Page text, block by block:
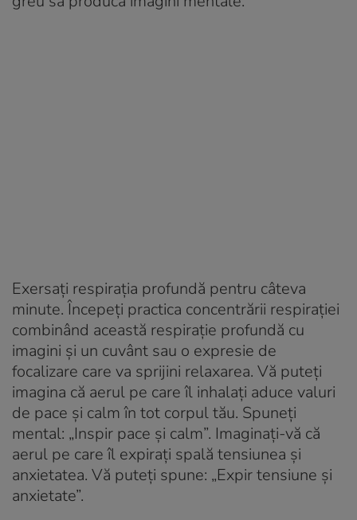
Exersați respirația profundă pentru câteva
minute. Începeți practica concentrării respirației
combinând această respirație profundă cu
imagini și un cuvânt sau o expresie de
focalizare care va sprijini relaxarea. Vă puteți
imagina că aerul pe care îl inhalați aduce valuri
de pace și calm în tot corpul tău. Spuneți
mental: „Inspir pace și calm”. Imaginați-vă că
aerul pe care îl expirați spală tensiunea și
anxietatea. Vă puteți spune: „Expir tensiune și
anxietate”.